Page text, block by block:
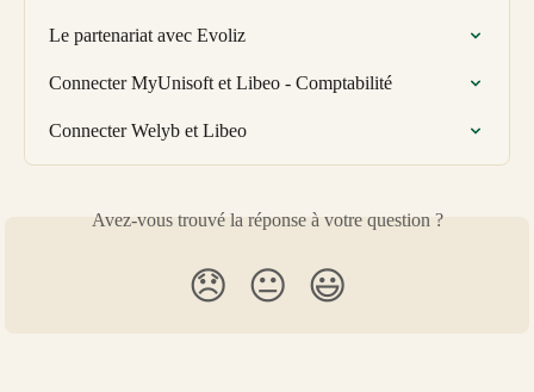
Le partenariat avec Evoliz
Connecter MyUnisoft et Libeo - Comptabilité
Connecter Welyb et Libeo
Avez-vous trouvé la réponse à votre question ?
😞 😐 😃